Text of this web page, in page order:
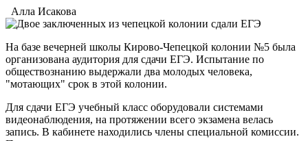
Алла Исакова
На базе вечерней школы Кирово-Чепецкой колонии №5 была
организована аудитория для сдачи ЕГЭ. Испытание по
обществознанию выдержали два молодых человека,
"мотающих" срок в этой колонии.
Для сдачи ЕГЭ учебный класс оборудовали системами
видеонаблюдения, на протяжении всего экзамена велась
запись. В кабинете находились члены специальной комиссии.